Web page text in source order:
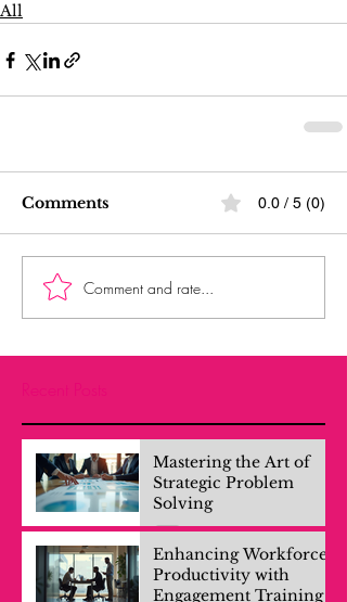
All
Comments 0.0 / 5 (0)
Comment and rate...
Mastering the Art of
Strategic Problem
Solving
Enhancing Workforce
Productivity with
Engagement Training